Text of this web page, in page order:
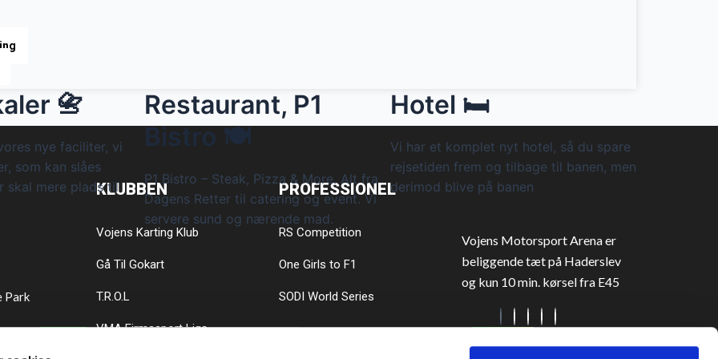
📇
nye faciliter, vi
som kan slåes
skal mere plads til
Restaurant, P1
Bistro 🍽️
P1 Bistro – Steak, Pizza & More. Alt fra
Dagens Retter til catering og event. Vi
servere sund og nærende mad.
Hotel 🛏️
Vi har et komplet nyt hotel, så du spare
rejsetiden frem og tilbage til banen, men
derimod blive på banen
Park
KLUBBEN
Vojens Karting Klub
Gå Til Gokart
T.R.O.L
VMA Firmasport Liga
PROFESSIONEL
RS Competition
One Girls to F1
SODI World Series
Vojens Motorsport Arena er
beliggende tæt på Haderslev
og kun 10 min. kørsel fra E45